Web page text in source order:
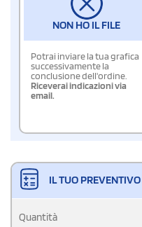
NON HO IL FILE
Potrai inviare la tua grafica
successivamente la
conclusione dell'ordine.
Riceverai indicazioni via
email.
IL TUO PREVENTIVO
Quantità